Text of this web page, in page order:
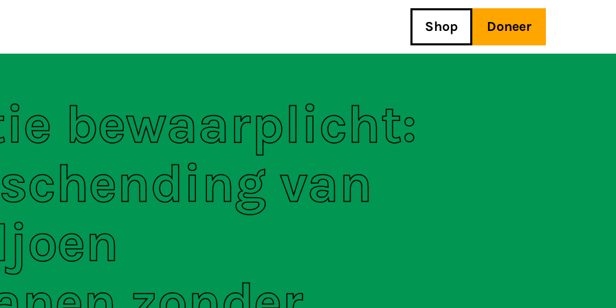
Shop Doneer
bewaarplicht:
van